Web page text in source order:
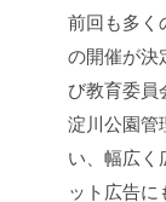
前回も多く
の開催が決
び教育委員
淀川公園管
い、幅広く
ット広告に